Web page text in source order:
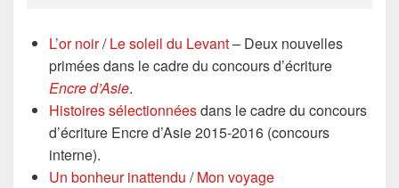
L’or noir/Le soleil du Levant– Deux nouvelles
primées dans le cadre du concours d’écriture
Encre d’Asie.
Histoires sélectionnéesdans le cadre du concours
d’écriture Encre d’Asie 2015-2016 (concours
interne).
Un bonheur inattendu /Mon voyage